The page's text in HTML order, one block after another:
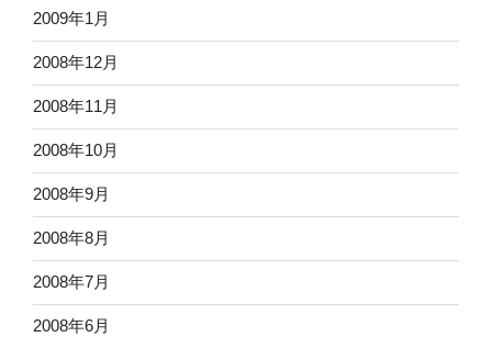
2009年1月
2008年12月
2008年11月
2008年10月
2008年9月
2008年8月
2008年7月
2008年6月